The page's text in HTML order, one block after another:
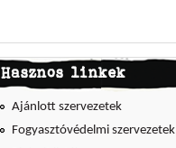
Hasznos linkek
Ajánlott szervezetek
Fogyasztóvédelmi szervezetek